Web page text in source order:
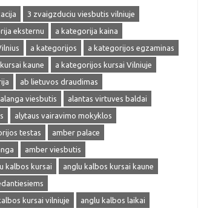
3 zvaigzduciu viesbutis vilniuje
eksternu
a kategorija kaina
a kategorijos
a kategorijos egzaminas
kaune
a kategorijos kursai Vilniuje
ab lietuvos draudimas
alanga viesbutis
alantas virtuves baldai
alytaus vairavimo mokyklos
testas
amber palace
amber viesbutis
kalbos kursai
anglu kalbos kursai kaune
kursai vilniuje
anglu kalbos laikai